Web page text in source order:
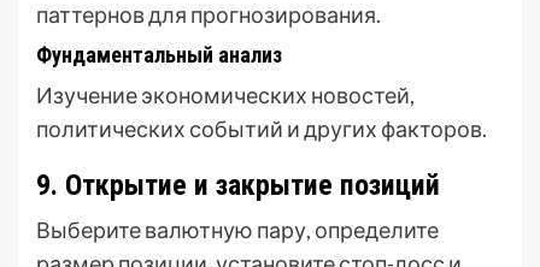
паттернов для прогнозирования.
Фундаментальный анализ
Изучение экономических новостей,
политических событий и других факторов.
9. Открытие и закрытие позиций
Выберите валютную пару, определите